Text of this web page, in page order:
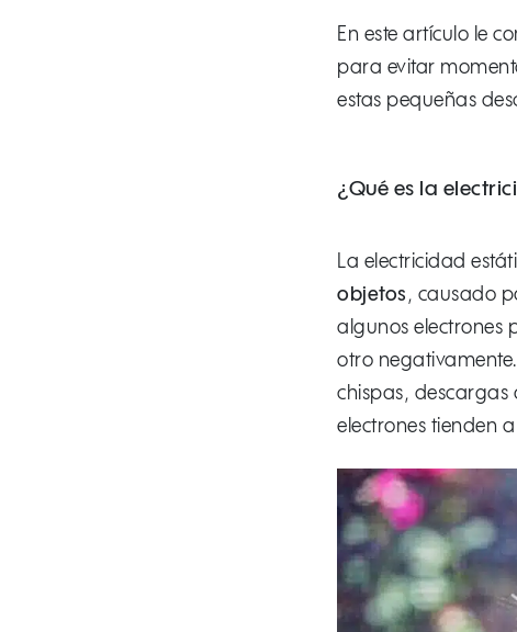
En este artículo le
para evitar
estas pequeñas
¿Qué es la
La electricidad
objetos , causado
algunos electrones
otro
chispas, descargas
electrones tienden